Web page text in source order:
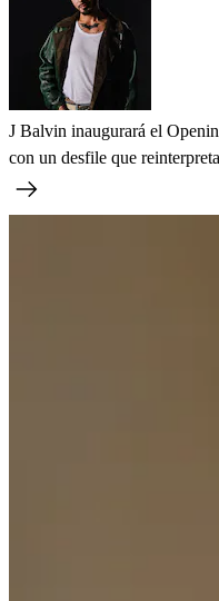
J Balvin inaugurará el
con un desfile que